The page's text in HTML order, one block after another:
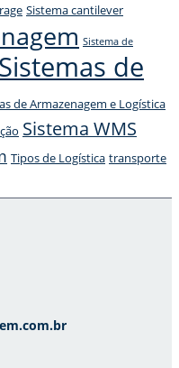
Sistema cantilever
Sistema de
Sistemas de
de Armazenagem e Logística
Sistema WMS
Tipos de Logística transporte